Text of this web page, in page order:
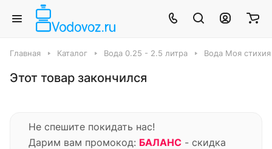
Главная Каталог Вода 0.25 - 2.5 литра Вода Моя стихия
Этот товар закончился
Не спешите покидать нас!
Дарим вам промокод: БАЛАНС - скидка